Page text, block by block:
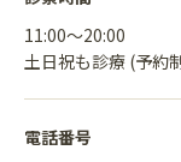
11:00〜20:00
土日祝も診療 (予約
電話番号